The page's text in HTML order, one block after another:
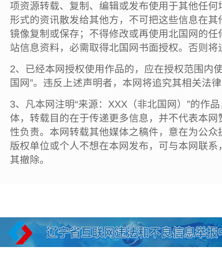
项资源转载、复制、编辑或发布使用于其他任
形式的资讯散发给其他方，不可把这些信息在
镜像复制或保存；不得修改或再使用北国网的
站信息资料，必需取得北国网书面授权。否则将
2、已经本网授权使用作品的，应在授权范围内
国网”。违反上述声明者，本网将追究其相关法
3、凡本网注明“来源：XXX（非北国网）”的作
体，转载目的在于传递更多信息，并不代表本
性负责。本网转载其他媒体之稿件，意在为公
版权单位或个人不想在本网发布，可与本网联
其撤除。